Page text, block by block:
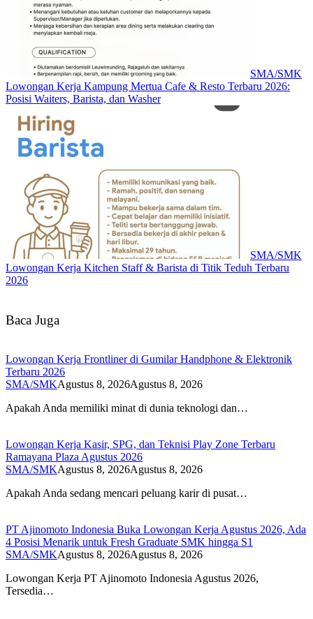
SMA/SMK
Lowongan Kerja Kampung Mertua Cafe & Resto Terbaru 2026:
Posisi Waiters, Barista, dan Washer
SMA/SMK
Lowongan Kerja Kitchen Staff & Barista di Titik Teduh Terbaru
2026
Baca Juga
Lowongan Kerja Frontliner di Gumilar Handphone & Elektronik
Terbaru 2026
SMA/SMKAgustus 8, 2026Agustus 8, 2026
Apakah Anda memiliki minat di dunia teknologi dan…
Lowongan Kerja Kasir, SPG, dan Teknisi Play Zone Terbaru
Ramayana Plaza Agustus 2026
SMA/SMKAgustus 8, 2026Agustus 8, 2026
Apakah Anda sedang mencari peluang karir di pusat…
PT Ajinomoto Indonesia Buka Lowongan Kerja Agustus 2026, Ada
4 Posisi Menarik untuk Fresh Graduate SMK hingga S1
SMA/SMKAgustus 8, 2026Agustus 8, 2026
Lowongan Kerja PT Ajinomoto Indonesia Agustus 2026,
Tersedia…